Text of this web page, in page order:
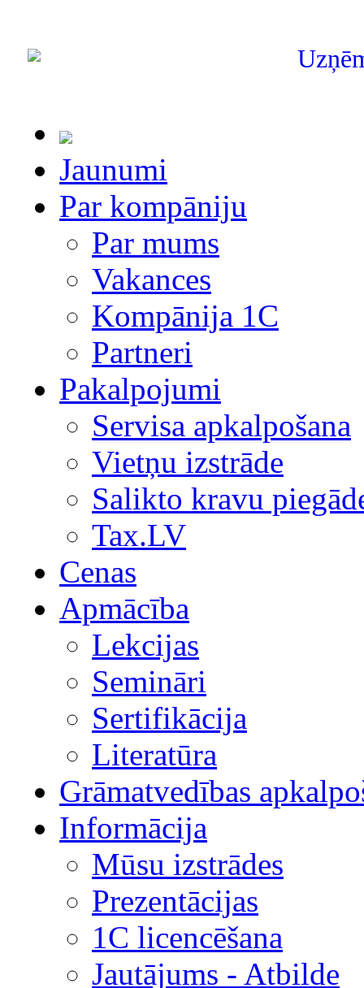
Jaunumi
Par kompāniju
Par mums
Vakances
Kompānija 1С
Partneri
Pakalpojumi
Servisa apkalpošana
Vietņu izstrāde
Salikto kravu
Tax.LV
Cenas
Apmācība
Lekcijas
Semināri
Sertifikācija
Literatūra
Grāmatvedības
Informācija
Mūsu izstrādes
Prezentācijas
1С licencēšana
Jautājums - Atbilde